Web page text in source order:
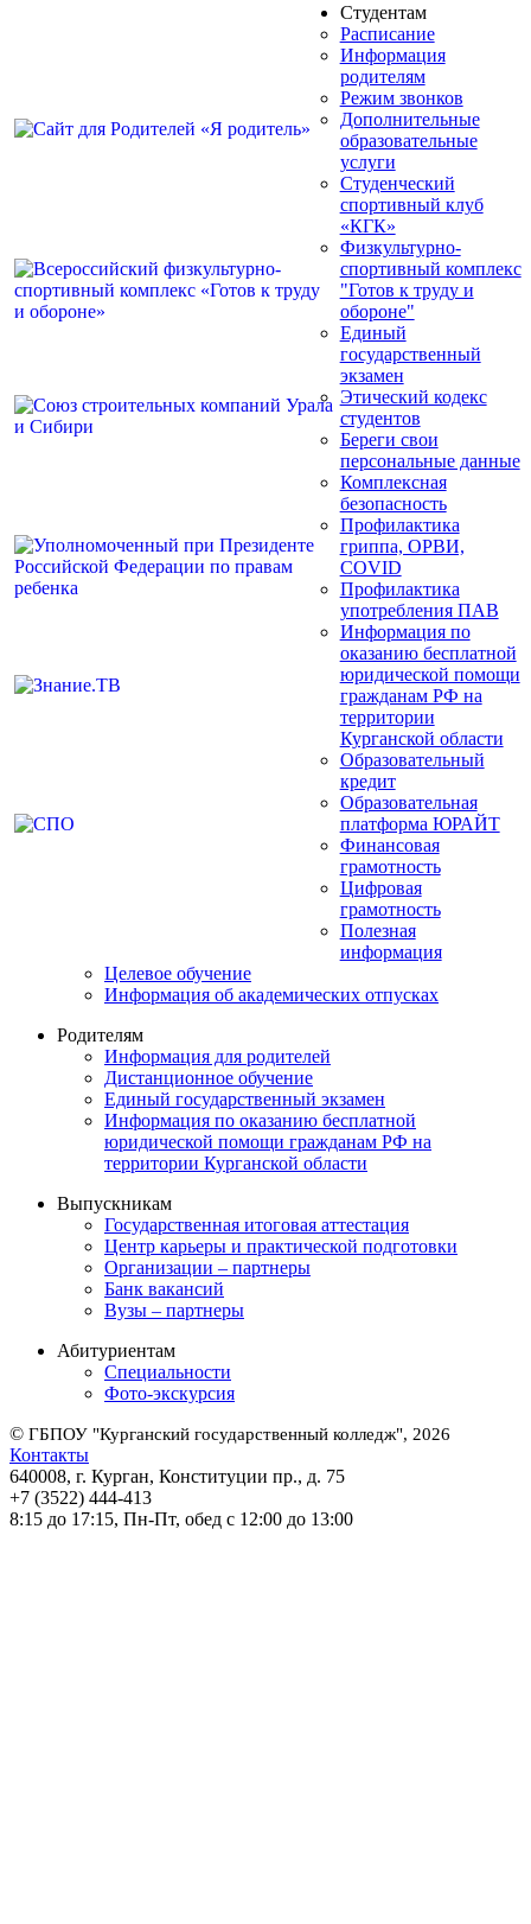
Студентам
Расписание
Информация
родителям
Режим звонков
Дополнительные
образовательные
услуги
Студенческий
спортивный клуб
«КГК»
Физкультурно-
спортивный комплекс
"Готов к труду и
обороне"
Единый
государственный
экзамен
Этический кодекс
студентов
Береги свои
персональные данные
Комплексная
безопасность
Профилактика
гриппа, ОРВИ,
COVID
Профилактика
употребления ПАВ
Информация по
оказанию бесплатной
юридической помощи
гражданам РФ на
территории
Курганской области
Образовательный
кредит
Образовательная
платформа ЮРАЙТ
Финансовая
грамотность
Цифровая
грамотность
Полезная
информация
Целевое обучение
Информация об академических отпусках
Родителям
Информация для родителей
Дистанционное обучение
Единый государственный экзамен
Информация по оказанию бесплатной
юридической помощи гражданам РФ на
территории Курганской области
Выпускникам
Государственная итоговая аттестация
Центр карьеры и практической подготовки
Организации – партнеры
Банк вакансий
Вузы – партнеры
Абитуриентам
Специальности
Фото-экскурсия
© ГБПОУ "Курганский государственный колледж", 2026
Контакты
640008, г. Курган, Конституции пр., д. 75
+7 (3522) 444-413
8:15 до 17:15, Пн-Пт, обед с 12:00 до 13:00